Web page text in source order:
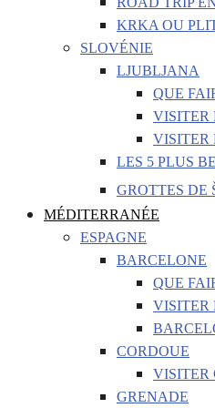
KRKA OU
SLOVÉNIE
LJUBLJANA
QUE
VISITER
VISITER
LES 5 PLUS
GROTTES DE
MÉDITERRANÉE
ESPAGNE
BARCELONE
QUE
VISITER
CORDOUE
VISITER
GRENADE